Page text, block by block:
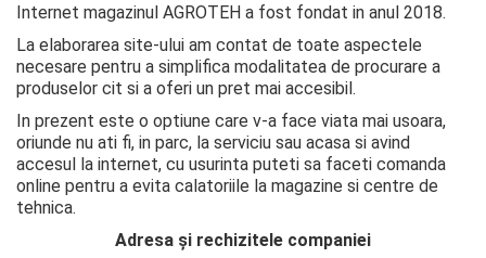
Internet magazinul AGROTEH a fost fondat in anul 2018.
La elaborarea site-ului am contat de toate aspectele
necesare pentru a simplifica modalitatea de procurare a
produselor cit si a oferi un pret mai accesibil.
In prezent este o optiune care v-a face viata mai usoara,
oriunde nu ati fi, in parc, la serviciu sau acasa si avind
accesul la internet, cu usurinta puteti sa faceti comanda
online pentru a evita calatoriile la magazine si centre de
tehnica.
Adresa și rechizitele companiei